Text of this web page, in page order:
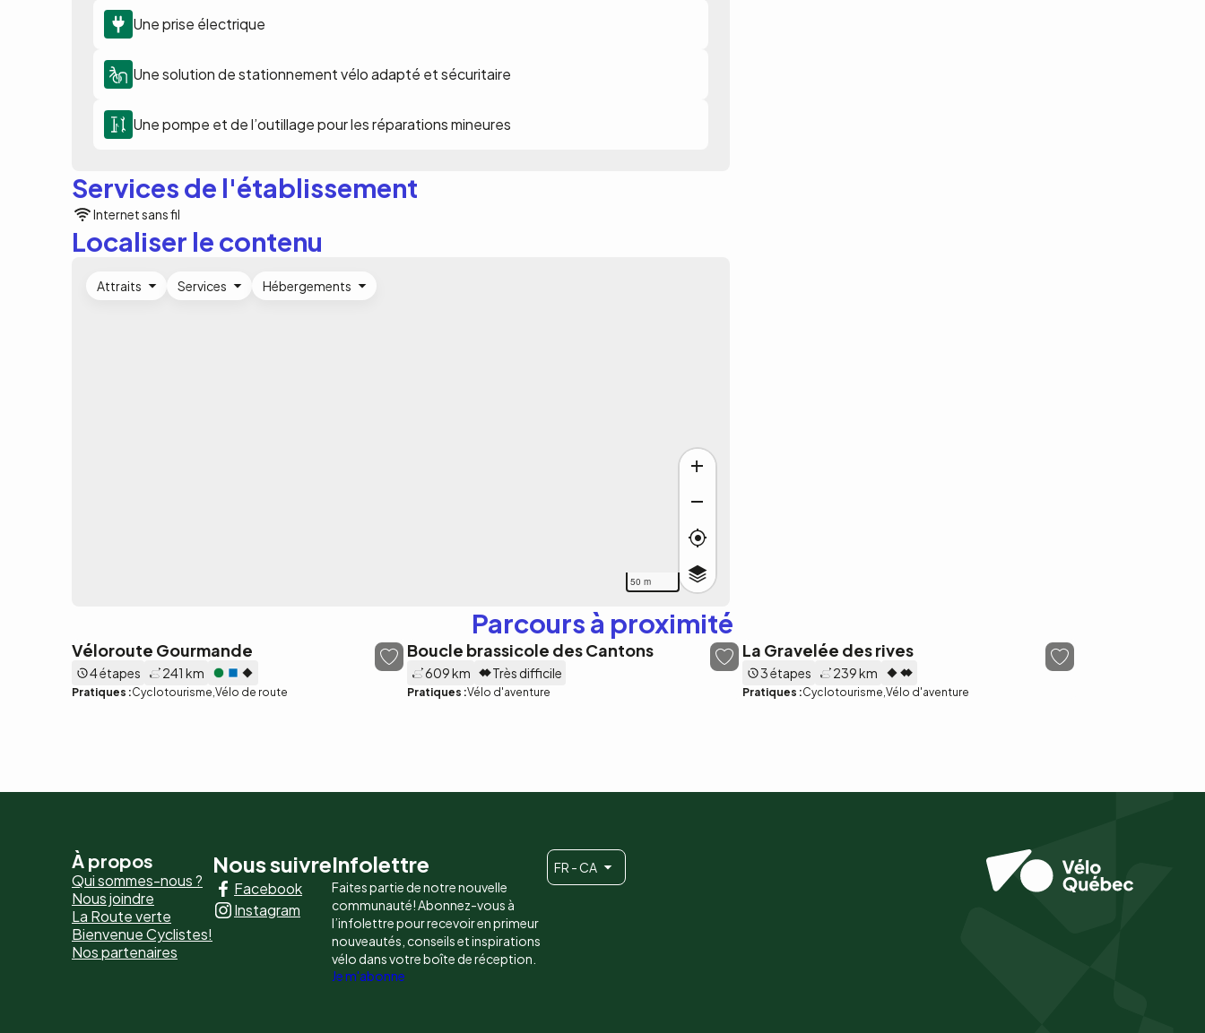
Une prise électrique
Une solution de stationnement vélo adapté et sécuritaire
Une pompe et de l’outillage pour les réparations mineures
Services de l'établissement
Internet sans fil
Localiser le contenu
50 m
Attraits Services Hébergements
Parcours à proximité
Véloroute Gourmande
4 étapes 241 km
Pratiques :Cyclotourisme Vélo de route
Boucle brassicole des Cantons
609 km Très difficile
Pratiques :Vélo d'aventure
La Gravelée des rives
3 étapes 239 km
Pratiques :Cyclotourisme Vélo d'aventure
Pied
de
page
-
À propos
Qui sommes-nous ?
Nous joindre
La Route verte
Bienvenue Cyclistes!
Nos partenaires
Nous suivre
Facebook
Instagram
Infolettre
Faites partie de notre nouvelle
communauté! Abonnez-vous à
l’infolettre pour recevoir en primeur
nouveautés, conseils et inspirations
vélo dans votre boîte de réception.
Je m'abonne
FR - CA